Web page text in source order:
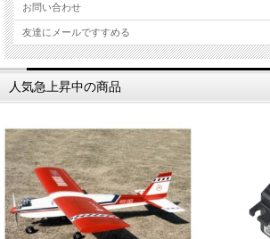
お問い合わせ
友達にメールですすめる
人気急上昇中の商品